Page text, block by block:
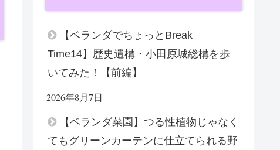
【ベランダでちょっとBreak
Time14】歴史遺構・小田原城総構を歩
いてみた！【前編】
2026年8月7日
【ベランダ菜園】つる性植物じゃなく
てもグリーンカーテンに仕立てられる野